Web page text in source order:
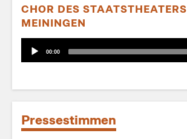
CHOR DES STAATSTHEATERS
MEININGEN
Audio-
PlayerAktueller
Zeitpunkt
00:00
Pressestimmen